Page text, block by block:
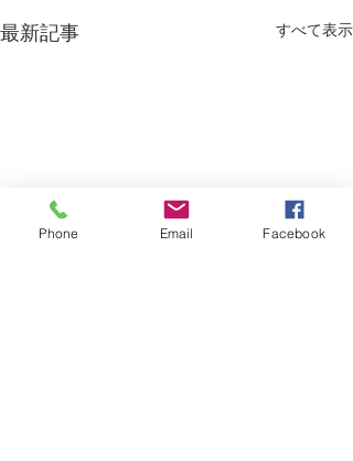
最新記事 すべて表示
Phone Email Facebook